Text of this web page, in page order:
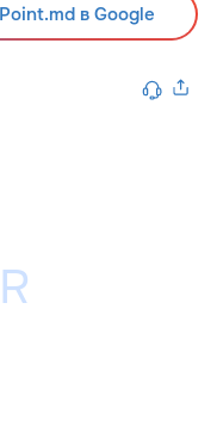
в Google